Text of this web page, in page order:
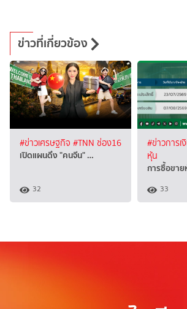
ข่าวที่เกี่ยวข้อง
#ข่าวเศรษฐกิจ #TNN ช่อง16
เปิดแผนดึง "คนจีน" …
32
#ข่าวการ
หุ้น
การซื้อขา
33